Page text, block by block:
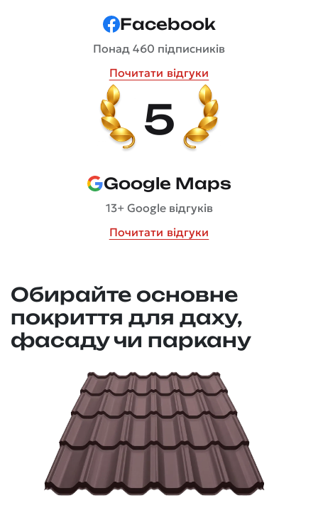
Facebook
Понад 460 підписників
Почитати відгуки
5
Google Maps
13+ Google відгуків
Почитати відгуки
Обирайте основне
покриття для даху,
фасаду чи паркану